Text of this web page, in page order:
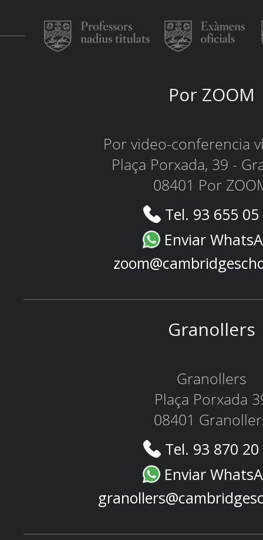
Por ZOOM
Por video-conferencia
Plaça Porxada, 39 -
08401 Por
Tel. 93 655
Enviar
Granollers
Granollers
Plaça Porxada
08401
Tel. 93 870
Enviar